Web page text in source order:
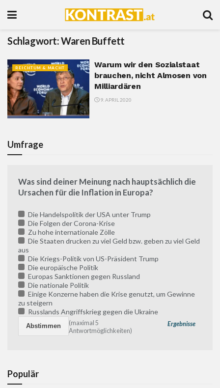
Schlagwort:Waren Buffett
REICHTUM & MACHT
Warum wir den Sozialstaat
brauchen, nicht Almosen von
Milliardären
9. APRIL 2020
Umfrage
Was sind deiner Meinung nach hauptsächlich die
Ursachen für die Inflation in Europa?
Die Handelspolitik der USA unter Trump
Die Folgen der Corona-Krise
Zu hohe internationale Zölle
Die Staaten drucken zu viel Geld bzw. geben zu viel Geld
aus
Die Kriegs-Politik von US-Präsident Trump
Die europäische Politik
Europas Sanktionen gegen Russland
Die nationale Politik
Einige Konzerne haben die Krise genutzt, um Gewinne
zu steigern
Russlands Angriffskrieg gegen die Ukraine
Ergebnisse
(maximal 5
Antwortmöglichkeiten)
Populär